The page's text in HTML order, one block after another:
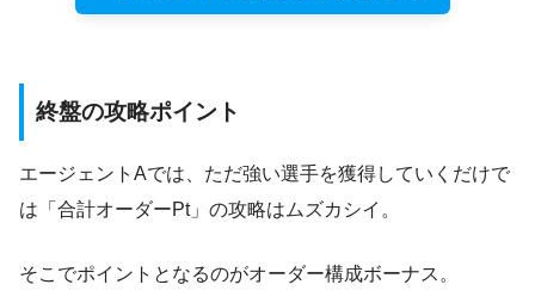
終盤の攻略ポイント
エージェントAでは、ただ強い選手を獲得していくだけで
は「合計オーダーPt」の攻略はムズカシイ。
そこでポイントとなるのがオーダー構成ボーナス。